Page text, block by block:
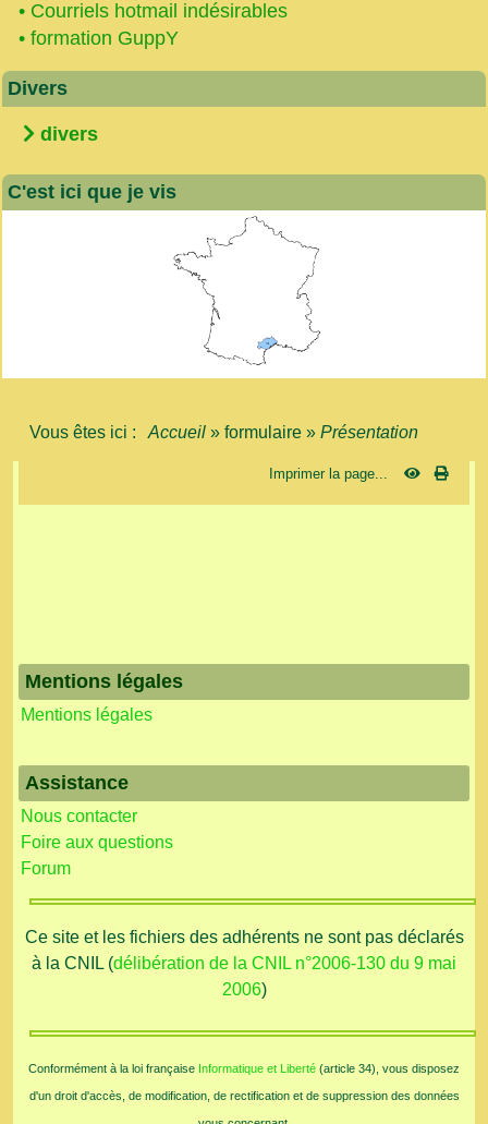
• Courriels hotmail indésirables
• formation GuppY
Divers
divers
C'est ici que je vis
Vous êtes ici : Accueil » formulaire » Présentation
Imprimer la page...
Mentions légales
Mentions légales
Assistance
Nous contacter
Foire aux questions
Forum
Ce site et les fichiers des adhérents ne sont pas déclarés
à la CNIL (délibération de la CNIL n°2006-130 du 9 mai
2006)
Conformément à la loi française Informatique et Liberté (article 34), vous disposez
d'un droit d'accès, de modification, de rectification et de suppression des données